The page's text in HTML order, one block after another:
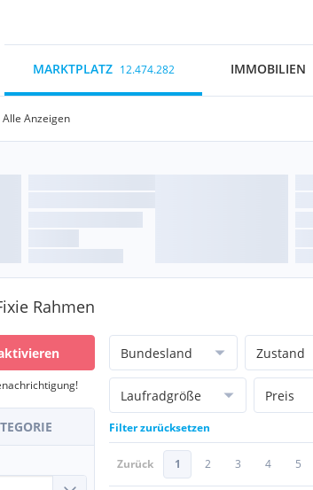
MARKTPLATZ 12.474.282 IMMOBILIEN
Alle Anzeigen
Rahmen
Bundesland Zustand
Laufradgröße Preis
Filter zurücksetzen
Zurück 1 2 3 4 5